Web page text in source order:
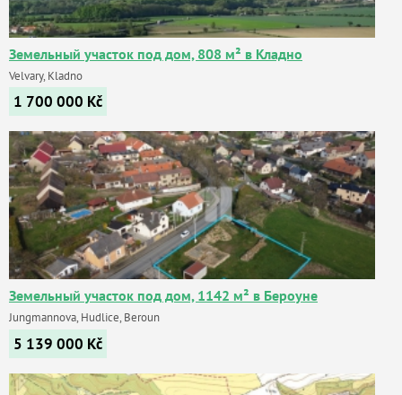
Земельный участок под дом, 808 м² в Кладно
Velvary, Kladno
1 700 000 Kč
Земельный участок под дом, 1142 м² в Бероуне
Jungmannova, Hudlice, Beroun
5 139 000 Kč